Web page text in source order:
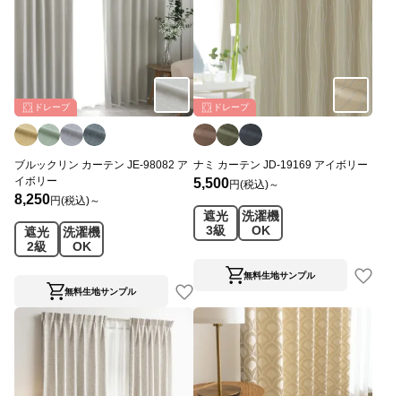
ドレープ
ブルックリン カーテン JE-98082 ア
イボリー
8,250円(税込)～
遮光
2級
洗濯機
OK
無料生地サンプル
ドレープ
ナミ カーテン JD-19169 アイボリー
5,500円(税込)～
遮光
3級
洗濯機
OK
無料生地サンプル